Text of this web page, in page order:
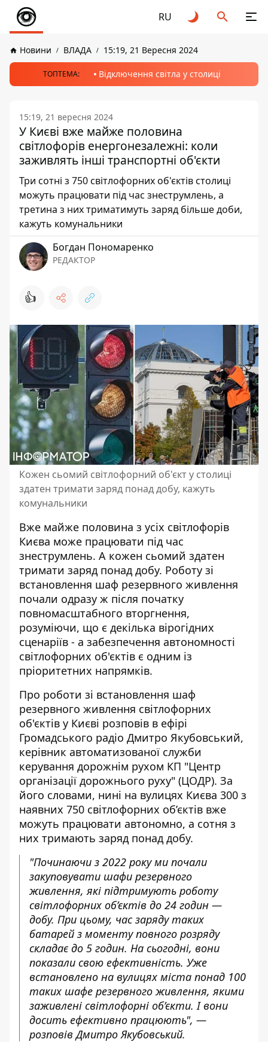
RU
Новини ВЛАДА 15:19, 21 Вересня 2024
ТОПТЕМА: Відключення світла у столиці
15:19, 21 вересня 2024
У Києві вже майже половина
світлофорів енергонезалежні: коли
заживлять інші транспортні об'єкти
Три сотні з 750 світлофорних об'єктів столиці
можуть працювати під час знеструмлень, а
третина з них триматимуть заряд більше доби,
кажуть комунальники
Богдан Пономаренко
РЕДАКТОР
👍
Кожен сьомий світлофорний об'єкт у столиці
здатен тримати заряд понад добу, кажуть
комунальники
Вже майже половина з усіх світлофорів
Києва може працювати під час
знеструмлень. А кожен сьомий здатен
тримати заряд понад добу. Роботу зі
встановлення шаф резервного живлення
почали одразу ж після початку
повномасштабного вторгнення,
розуміючи, що є декілька вірогідних
сценаріїв - а забезпечення автономності
світлофорних об'єктів є одним із
пріоритетних напрямків.
Про роботи зі встановлення шаф
резервного живлення світлофорних
об'єктів у Києві розповів в ефірі
Громадського радіо Дмитро Якубовський,
керівник автоматизованої служби
керування дорожнім рухом КП "Центр
організації дорожнього руху" (ЦОДР). За
його словами, нині на вулицях Києва 300 з
наявних 750 світлофорних об’єктів вже
можуть працювати автономно, а сотня з
них тримають заряд понад добу.
"Починаючи з 2022 року ми почали
закуповувати шафи резервного
живлення, які підтримують роботу
світлофорних об’єктів до 24 годин —
добу. При цьому, час заряду таких
батарей з моменту повного розряду
складає до 5 годин. На сьогодні, вони
показали свою ефективність. Уже
встановлено на вулицях міста понад 100
таких шафе резервного живлення, якими
заживлені світлофорні об’єкти. І вони
досить ефективно працюють", —
розповів Дмитро Якубовський.